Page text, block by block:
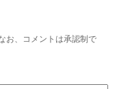
お、コメントは承認制で